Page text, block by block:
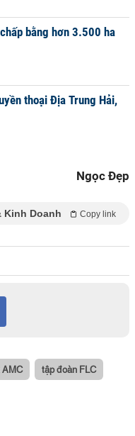
bằng hơn 3.500 ha
thoại Địa Trung Hải,
Ngọc Đẹp
Kinh Doanh Copy link
AMC tập đoàn FLC